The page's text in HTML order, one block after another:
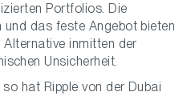
Portfolios. Die
das feste Angebot bieten
Alternative inmitten der
Unsicherheit.
hat Ripple von der Dubai